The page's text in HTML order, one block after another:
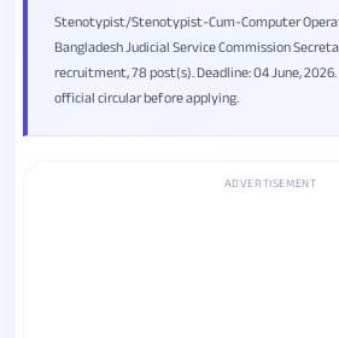
Stenotypist/Stenotypist-Cum-Computer
Bangladesh Judicial Service Commission
recruitment, 78 post(s). Deadline: 04 June,
official circular before applying.
ADVERTISEMENT